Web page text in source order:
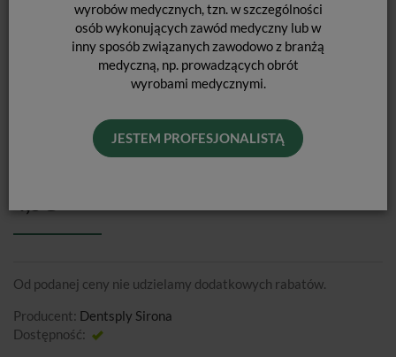
wyrobów medycznych, tzn. w szczególności
osób wykonujących zawód medyczny lub w
inny sposób związanych zawodowo z branżą
medyczną, np. prowadzących obrót
wyrobami medycznymi.
JESTEM PROFESJONALISTĄ
Od podanej ceny nie udzielamy dodatkowych rabatów.
Producent: Dentsply Sirona
Dostępność: